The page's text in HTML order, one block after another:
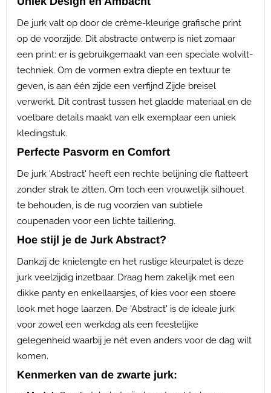
De jurk valt op door de crème-kleurige grafische print
op de voorzijde. Dit abstracte ontwerp is niet zomaar
een print: er is gebruikgemaakt van een speciale wolvilt-
techniek. Om de vormen extra diepte en textuur te
geven, is aan één zijde een verfijnd Zijde breisel
verwerkt. Dit contrast tussen het gladde materiaal en de
voelbare details maakt van elk exemplaar een uniek
kledingstuk.
Perfecte Pasvorm en Comfort
De jurk 'Abstract' heeft een rechte belijning die flatteert
zonder strak te zitten. Om toch een vrouwelijk silhouet
te behouden, is de rug voorzien van subtiele
coupenaden voor een lichte taillering.
Hoe stijl je de Jurk Abstract?
Dankzij de knielengte en het rustige kleurpalet is deze
jurk veelzijdig inzetbaar. Draag hem zakelijk met een
dikke panty en enkellaarsjes, of kies voor een stoere
look met hoge laarzen. De 'Abstract' is de ideale jurk
voor zowel een werkdag als een feestelijke
gelegenheid waarbij je nét even anders voor de dag wilt
komen.
Kenmerken van de zwarte jurk: